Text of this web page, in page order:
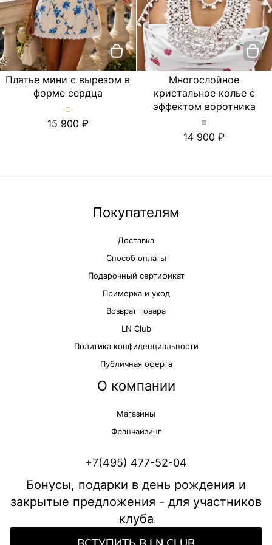
Платье мини с вырезом в
форме сердца
Платье
мини
Молочный
15 900
Многослойное
кристальное колье с
эффектом воротника
Многослойное
кристальное
14 900
Покупателям
Доставка
Способ оплаты
Подарочный сертификат
Примерка и уход
Возврат товара
LN Club
Политика конфиденциальности
Публичная оферта
О компании
Магазины
Франчайзинг
+7(495) 477-52-04
Бонусы, подарки в день рождения и
закрытые предложения - для участников
клуба